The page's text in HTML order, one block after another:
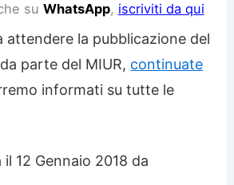
su WhatsApp, iscriviti da qui
attendere la pubblicazione del
parte del MIUR, continuate
informati su tutte le
12 Gennaio 2018 da